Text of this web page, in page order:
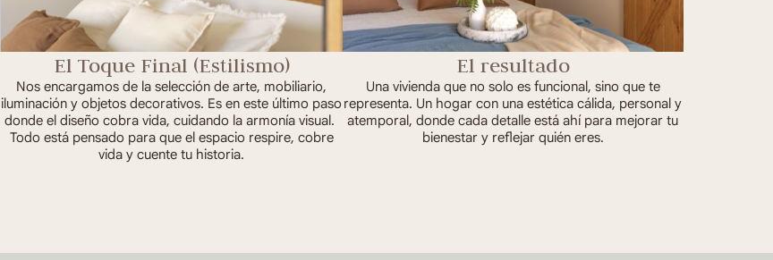
El Toque Final (Estilismo)
Nos encargamos de la selección de arte, mobiliario,
iluminación y objetos decorativos. Es en este último paso
donde el diseño cobra vida, cuidando la armonía visual.
Todo está pensado para que el espacio respire, cobre
vida y cuente tu historia.
El resultado
Una vivienda que no solo es funcional, sino que te
representa. Un hogar con una estética cálida, personal y
atemporal, donde cada detalle está ahí para mejorar tu
bienestar y reflejar quién eres.